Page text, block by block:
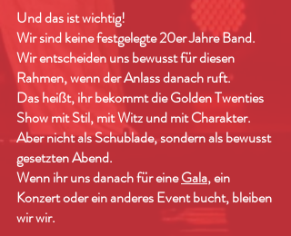
Und das ist wichtig!
Wir sind keine festgelegte 20er Jahre Band.
Wir entscheiden uns bewusst für diesen
Rahmen, wenn der Anlass danach ruft.
Das heißt, ihr bekommt die Golden Twenties
Show mit Stil, mit Witz und mit Charakter.
Aber nicht als Schublade, sondern als bewusst
gesetzten Abend.
Wenn ihr uns danach für eineGala, ein
Konzert oder ein anderes Event bucht, bleiben
wir wir.